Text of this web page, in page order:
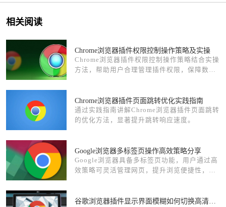
相关阅读
Chrome浏览器插件权限控制操作策略及实操
Chrome浏览器插件权限控制操作策略结合实操
方法，帮助用户合理管理插件权限，保障数据
Chrome浏览器插件页面跳转优化实践指南
通过实践指南讲解Chrome浏览器插件页面跳转
的优化方法，显著提升跳转响应速度。
Google浏览器多标签页操作高效策略分享
Google浏览器具备多标签页功能，用户通过高
效策略可灵活管理网页，提升浏览便捷性，优